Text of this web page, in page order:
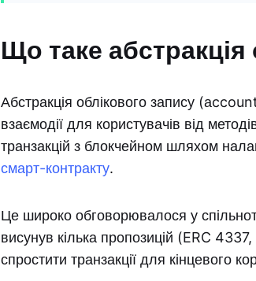
Що таке абстракція
Абстракція облікового запису
взаємодії для користувачів від
транзакцій з блокчейном шляхом
смарт-контракту.
Це широко обговорювалося у
висунув кілька пропозицій (ERC
спростити транзакції для кінцевого